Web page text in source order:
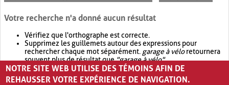
Votre recherche n'a donné aucun résultat
Vérifiez que l'orthographe est correcte.
Supprimez les guillemets autour des expressions pour
rechercher chaque mot séparément. garage à véloretournera
souvent plus de résultat que"garage à vélo".
Envisagez d'élargir votre recherche avec OR.garage OR vélo
retournera souvent plus de résultat quegarage à vélo
NOTRE SITE WEB UTILISE DES TÉMOINS AFIN DE
REHAUSSER VOTRE EXPÉRIENCE DE NAVIGATION.